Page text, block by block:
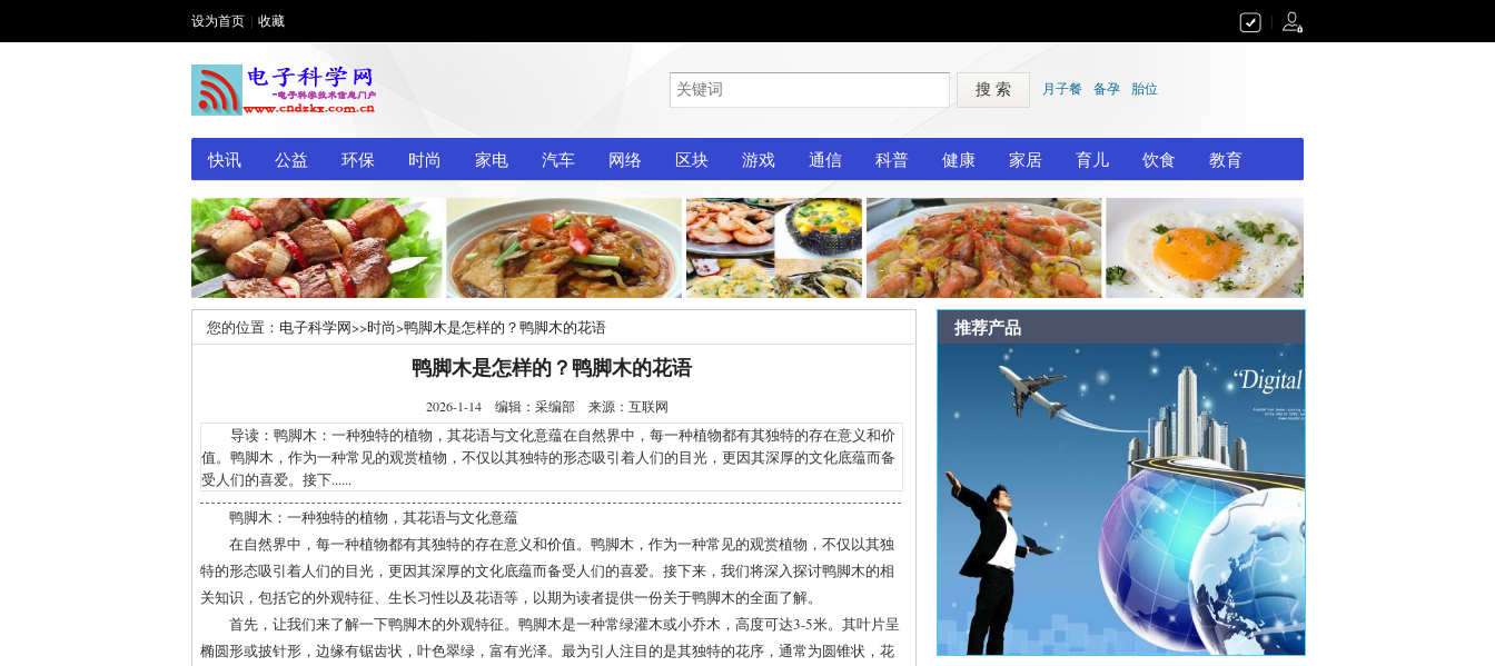
设为首页 收藏
搜 索 月子餐 备孕 胎位
快讯 公益 环保 时尚 家电 汽车 网络 区块 游戏 通信 科普 健康 家居 育儿 饮食 教育
您的位置： 电子科学网>>时尚>鸭脚木是怎样的？鸭脚木的花语
鸭脚木是怎样的？鸭脚木的花语
2026-1-14 编辑：采编部 来源：互联网
导读：鸭脚木：一种独特的植物，其花语与文化意蕴在自然界中，每一种植物都有其独特的存在意义和价
值。鸭脚木，作为一种常见的观赏植物，不仅以其独特的形态吸引着人们的目光，更因其深厚的文化底蕴而备
受人们的喜爱。接下......
鸭脚木：一种独特的植物，其花语与文化意蕴
在自然界中，每一种植物都有其独特的存在意义和价值。鸭脚木，作为一种常见的观赏植物，不仅以其独
特的形态吸引着人们的目光，更因其深厚的文化底蕴而备受人们的喜爱。接下来，我们将深入探讨鸭脚木的相
关知识，包括它的外观特征、生长习性以及花语等，以期为读者提供一份关于鸭脚木的全面了解。
首先，让我们来了解一下鸭脚木的外观特征。鸭脚木是一种常绿灌木或小乔木，高度可达3-5米。其叶片呈
椭圆形或披针形，边缘有锯齿状，叶色翠绿，富有光泽。最为引人注目的是其独特的花序，通常为圆锥状，花
推荐产品